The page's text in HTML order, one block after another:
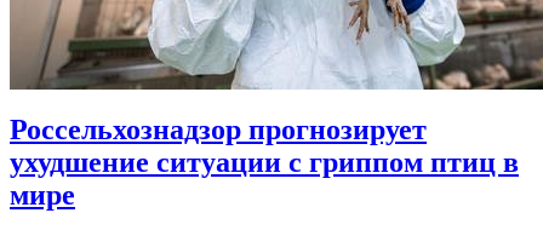
Россельхознадзор прогнозирует
ухудшение ситуации с гриппом птиц в
мире